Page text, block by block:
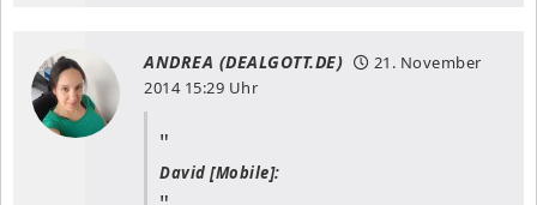
ANDREA (DEALGOTT.DE)
21. November
201415:29 Uhr
David [Mobile]: